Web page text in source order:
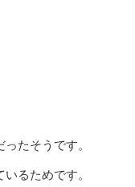
たそうです。
るためです。